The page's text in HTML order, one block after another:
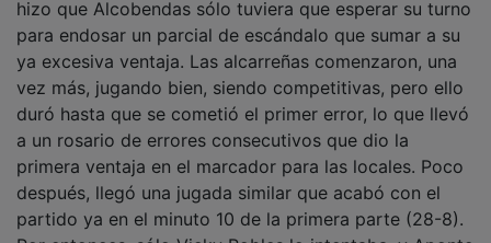
para endosar un parcial de escándalo que sumar a su
ya excesiva ventaja. Las alcarreñas comenzaron, una
vez más, jugando bien, siendo competitivas, pero ello
duró hasta que se cometió el primer error, lo que llevó
a un rosario de errores consecutivos que dio la
primera ventaja en el marcador para las locales. Poco
después, llegó una jugada similar que acabó con el
partido ya en el minuto 10 de la primera parte (28-8).
Por entonces, sólo Vicky Robles lo intentaba, y Aponte